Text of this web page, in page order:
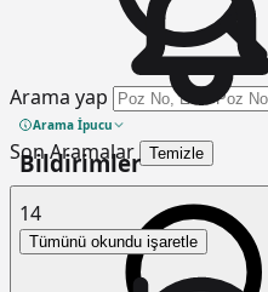
Arama yap
Arama İpucu
Son Aramalar Temizle
Bildirimler
14
Tümünü okundu işaretle